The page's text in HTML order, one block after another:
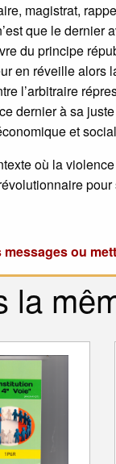
magistrat,
que le dernier
du principe
en réveille
l’arbitraire
dernier à sa
et
où la
ou
la